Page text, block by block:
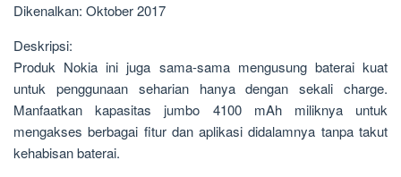
Dikenalkan: Oktober 2017
Deskripsi:
Produk Nokia ini juga sama-sama mengusung baterai kuat
untuk penggunaan seharian hanya dengan sekali charge.
Manfaatkan kapasitas jumbo 4100 mAh miliknya untuk
mengakses berbagai fitur dan aplikasi didalamnya tanpa takut
kehabisan baterai.